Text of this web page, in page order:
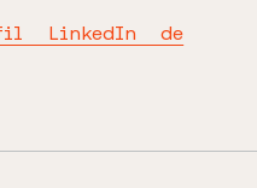
LinkedIn de